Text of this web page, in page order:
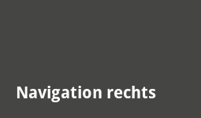
Navigation rechts